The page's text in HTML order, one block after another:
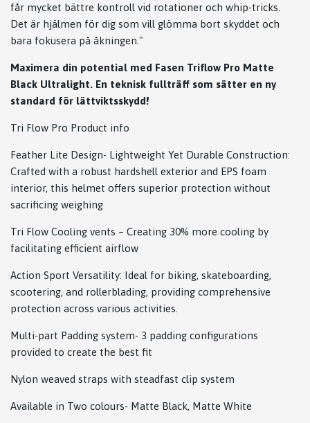
får mycket bättre kontroll vid rotationer och whip-tricks.
Det är hjälmen för dig som vill glömma bort skyddet och
bara fokusera på åkningen."
Maximera din potential med Fasen Triflow Pro Matte
Black Ultralight. En teknisk fullträff som sätter en ny
standard för lättviktsskydd!
Tri Flow Pro Product info
Feather Lite Design- Lightweight Yet Durable Construction:
Crafted with a robust hardshell exterior and EPS foam
interior, this helmet offers superior protection without
sacrificing weighing
Tri Flow Cooling vents – Creating 30% more cooling by
facilitating efficient airflow
Action Sport Versatility: Ideal for biking, skateboarding,
scootering, and rollerblading, providing comprehensive
protection across various activities.
Multi-part Padding system- 3 padding configurations
provided to create the best fit
Nylon weaved straps with steadfast clip system
Available in Two colours- Matte Black, Matte White